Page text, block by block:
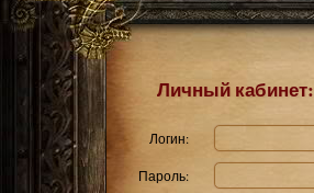
Личный кабинет:
Логин:
Пароль: